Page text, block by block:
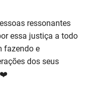
ressonantes
essa justiça a todo
fazendo e
dos seus
❤️